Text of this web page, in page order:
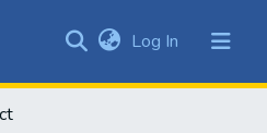
&
Log In (current)